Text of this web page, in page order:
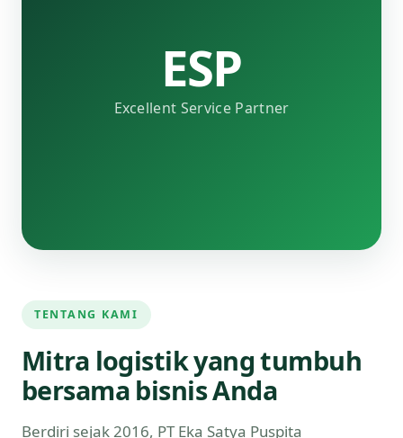
ESP
Excellent Service Partner
TENTANG KAMI
Mitra logistik yang tumbuh
bersama bisnis Anda
Berdiri sejak 2016, PT Eka Satya Puspita